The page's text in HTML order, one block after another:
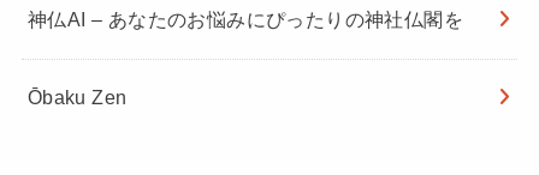
神仏AI – あなたのお悩みにぴったりの神社仏閣を
Ōbaku Zen